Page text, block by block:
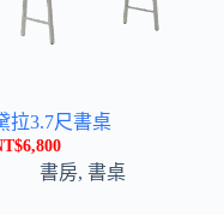
拉3.7尺書桌
6,800
書房, 書桌